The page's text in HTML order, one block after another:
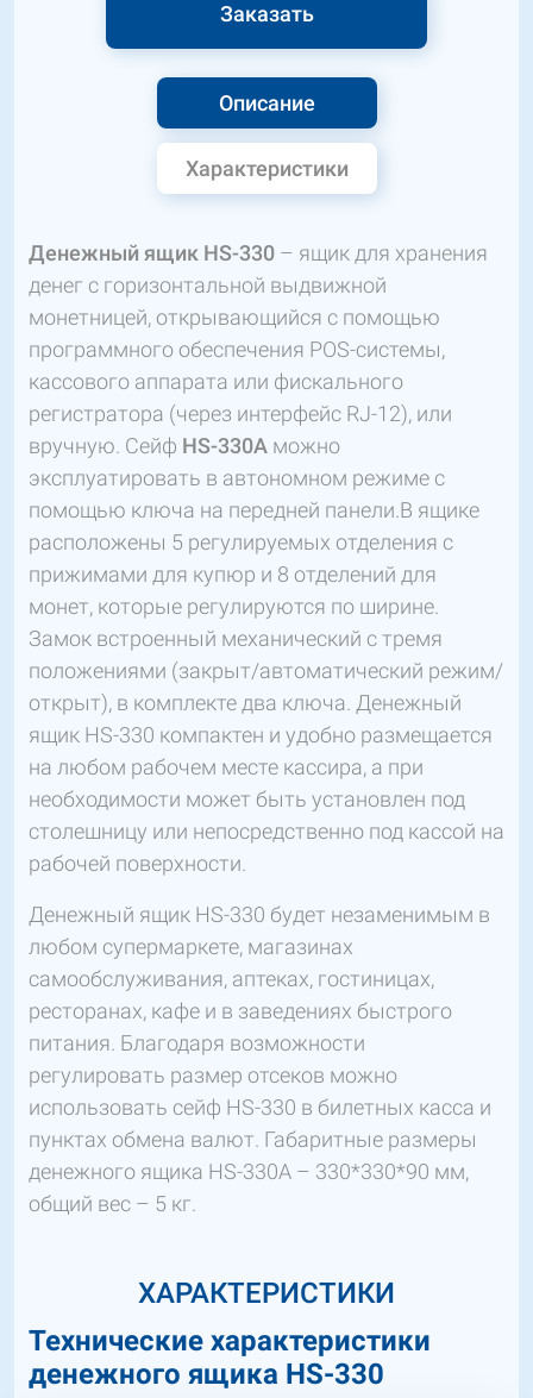
Описание
Характеристики
Заказать
Денежный ящик HS-330 – ящик для хранения
денег с горизонтальной выдвижной
монетницей, открывающийся с помощью
программного обеспечения POS-системы,
кассового аппарата или фискального
регистратора (через интерфейс RJ-12), или
вручную. Сейф HS-330A можно
эксплуатировать в автономном режиме с
помощью ключа на передней панели.В ящике
расположены 5 регулируемых отделения с
прижимами для купюр и 8 отделений для
монет, которые регулируются по ширине.
Замок встроенный механический с тремя
положениями (закрыт/автоматический режим/
открыт), в комплекте два ключа. Денежный
ящик HS-330 компактен и удобно размещается
на любом рабочем месте кассира, а при
необходимости может быть установлен под
столешницу или непосредственно под кассой на
рабочей поверхности.
Денежный ящик HS-330 будет незаменимым в
любом супермаркете, магазинах
самообслуживания, аптеках, гостиницах,
ресторанах, кафе и в заведениях быстрого
питания. Благодаря возможности
регулировать размер отсеков можно
использовать сейф HS-330 в билетных касса и
пунктах обмена валют. Габаритные размеры
денежного ящика HS-330A – 330*330*90 мм,
общий вес – 5 кг.
ХАРАКТЕРИСТИКИ
Технические характеристики
денежного ящика HS-330